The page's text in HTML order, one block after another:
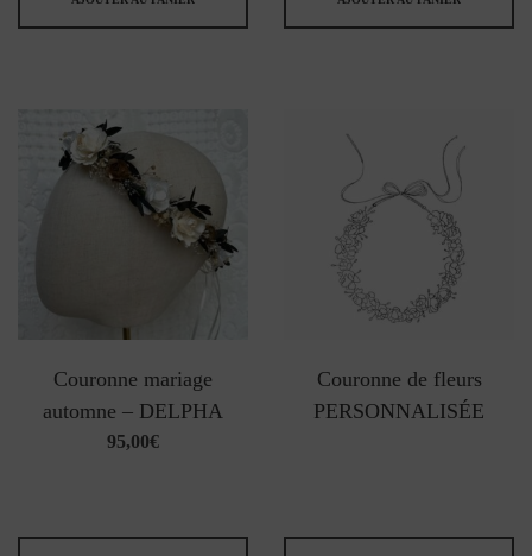
Couronne mariage
automne – DELPHA
95,00€
Couronne de fleurs
PERSONNALISÉE